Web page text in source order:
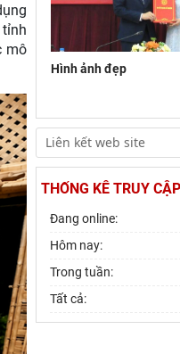
mô
Đảng
Khoa
Nam
gia
Lê
Viện
dự Hội
Khoa
Nam
Hình ảnh đẹp
THỐNG KÊ TRUY CẬP
Đang online:
Hôm nay:
Trong tuần:
Tất cả: